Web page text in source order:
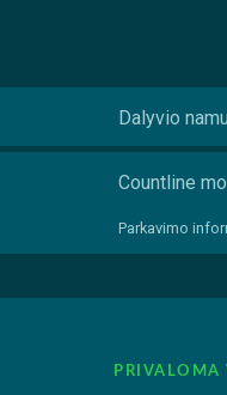
Dalyvio
Countline
Parkavimo